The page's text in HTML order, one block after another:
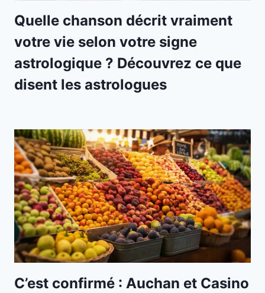
Quelle chanson décrit vraiment
votre vie selon votre signe
astrologique ? Découvrez ce que
disent les astrologues
C’est confirmé : Auchan et Casino